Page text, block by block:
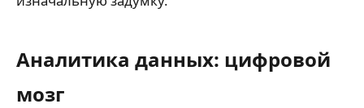
Аналитика данных: цифровой
мозг